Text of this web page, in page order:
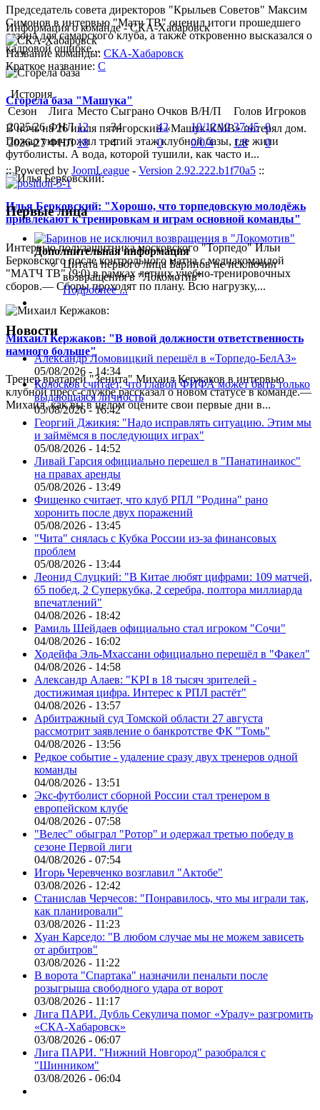
Председатель совета директоров "Крыльев Советов" Максим
Симонов в интервью "Матч ТВ" оценил итоги прошедшего
сезона для самарского клуба, а также откровенно высказался о
кадровой ошибке...
Сгорела база "Машука"
В ночь на 26 июля пятигорский «Машук-КМВ» потерял дом.
Пожар уничтожил третий этаж клубной базы, где жили
футболисты. А вода, которой тушили, как часто и...
Илья Берковский: "Хорошо, что торпедовскую молодёжь
привлекают к тренировкам и играм основной команды"
Интервью полузащитника московского "Торпедо" Ильи
Берковского после контрольного матча с медиакомандой
"МАТЧ ТВ" (9:0) в рамках летних учебно-тренировочных
сборов.— Сборы проходят по плану. Всю нагрузку,...
Михаил Кержаков: "В новой должности ответственность
намного больше"
Тренер вратарей "Зенита" Михаил Кержаков в интервью
клубной пресс-службе рассказал о новом статусе в команде.—
Михаил, как вы в целом оцените свои первые дни в...
Информация о команде - СКА-Хабаровск
Название команды: СКА-Хабаровск
Краткое название: С
История
Сезон
Лига Место Сыграно Очков В/Н/П Голов Игроков
2025/26 ФНЛ 12 34 42 10/12/12 37:45 0
2026-27 ФНЛ 18 4 0 0/0/4 1:8 0
:: Powered by JoomLeague - Version 2.92.222.b1f70a5 ::
Первые лица
Дополнительная информация
Цитата первого лица Баринов не исключил
возвращения в "Локомотив"
Подробнее ...
Новости
Александр Ломовицкий перешёл в «Торпедо-БелАЗ»
05/08/2026 - 14:34
Колосков считает, что главой ФИФА может быть только
выдающаяся личность
05/08/2026 - 16:42
Георгий Джикия: "Надо исправлять ситуацию. Этим мы
и займёмся в последующих играх"
05/08/2026 - 14:52
Ливай Гарсия официально перешел в "Панатинаикос"
на правах аренды
05/08/2026 - 13:49
Фищенко считает, что клуб РПЛ "Родина" рано
хоронить после двух поражений
05/08/2026 - 13:45
"Чита" снялась с Кубка России из-за финансовых
проблем
05/08/2026 - 13:44
Леонид Слуцкий: "В Китае любят цифрами: 109 матчей,
65 побед, 2 Суперкубка, 2 серебра, полтора миллиарда
впечатлений"
04/08/2026 - 18:42
Рамиль Шейдаев официально стал игроком "Сочи"
04/08/2026 - 16:02
Ходейфа Эль-Мхассани официально перешёл в "Факел"
04/08/2026 - 14:58
Александр Алаев: "KPI в 18 тысяч зрителей -
достижимая цифра. Интерес к РПЛ растёт"
04/08/2026 - 13:57
Арбитражный суд Томской области 27 августа
рассмотрит заявление о банкротстве ФК "Томь"
04/08/2026 - 13:56
Редкое событие - удаление сразу двух тренеров одной
команды
04/08/2026 - 13:51
Экс-футболист сборной России стал тренером в
европейском клубе
04/08/2026 - 07:58
"Велес" обыграл "Ротор" и одержал третью победу в
сезоне Первой лиги
04/08/2026 - 07:54
Игорь Черевченко возглавил "Актобе"
03/08/2026 - 12:42
Станислав Черчесов: "Понравилось, что мы играли так,
как планировали"
03/08/2026 - 11:23
Хуан Карседо: "В любом случае мы не можем зависеть
от арбитров"
03/08/2026 - 11:22
В ворота "Спартака" назначили пенальти после
розыгрыша свободного удара от ворот
03/08/2026 - 11:17
Лига ПАРИ. Дубль Секулича помог «Уралу» разгромить
«СКА-Хабаровск»
03/08/2026 - 06:07
Лига ПАРИ. "Нижний Новгород" разобрался с
"Шинником"
03/08/2026 - 06:04